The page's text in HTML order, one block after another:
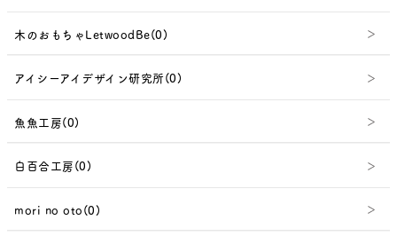
木のおもちゃLetwoodBe(0)
アイシーアイデザイン研究所(0)
魚魚工房(0)
白百合工房(0)
mori no oto(0)